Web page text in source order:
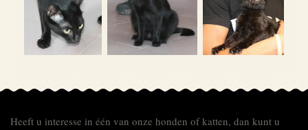
Heeft u interesse in één van onze honden of katten, dan kunt u